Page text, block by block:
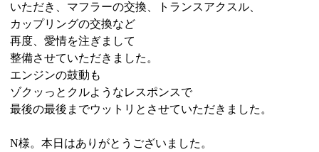
いただき、マフラーの交換、トランスアクスル、
カップリングの交換など
再度、愛情を注ぎまして
整備させていただきました。
エンジンの鼓動も
ゾクッっとクルようなレスポンスで
最後の最後までウットリとさせていただきました。
N様。本日はありがとうございました。